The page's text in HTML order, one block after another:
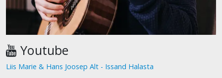
Youtube
Liis Marie & Hans Joosep Alt - Issand Halasta